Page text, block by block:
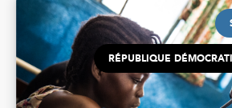
RÉPUBLIQUE